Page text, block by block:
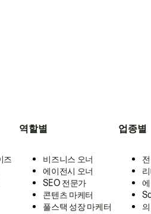
즈
역할별
비즈니스 오너
에이전시 오너
SEO 전문가
콘텐츠 마케터
풀스택 성장 마케터
업종별